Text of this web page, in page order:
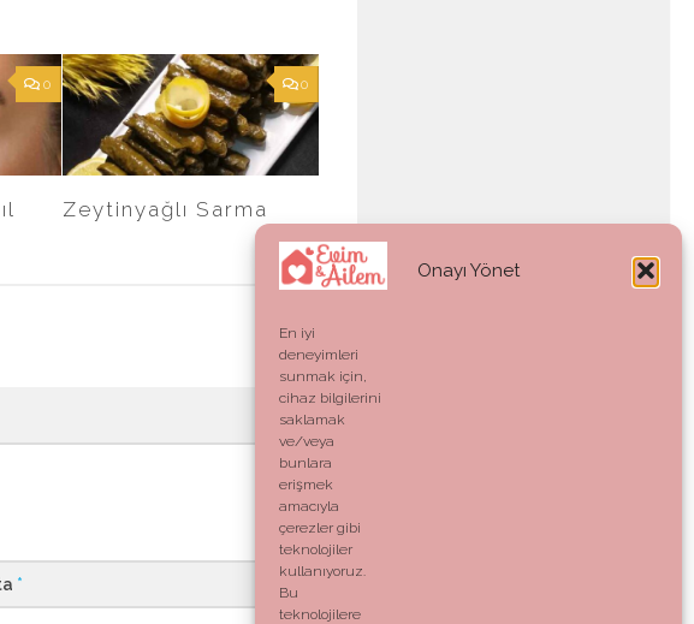
Onayı Yönet
En iyi
deneyimleri
sunmak için,
cihaz bilgilerini
saklamak
ve/veya
bunlara
erişmek
amacıyla
çerezler gibi
teknolojiler
kullanıyoruz.
Bu
teknolojilere
0 0
Zeytinyağlı Sarma
*